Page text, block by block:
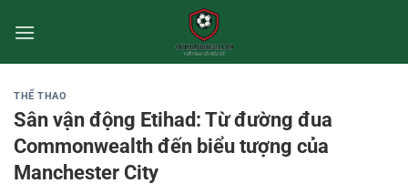
qua
THỂ THAO
Sân vận động Etihad: Từ đường đua
Commonwealth đến biểu tượng của
Manchester City